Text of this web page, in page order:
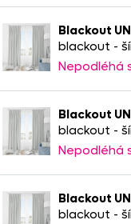
Blackout
blackout -
Nepodléhá
Blackout
blackout -
Nepodléhá
Blackout
blackout -